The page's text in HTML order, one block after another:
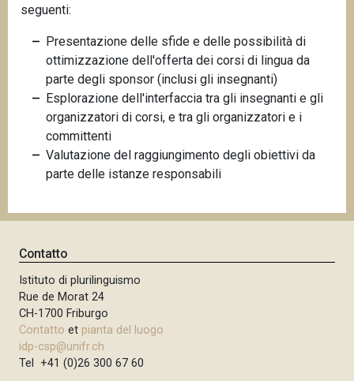
seguenti:
Presentazione delle sfide e delle possibilità di
ottimizzazione dell'offerta dei corsi di lingua da
parte degli sponsor (inclusi gli insegnanti)
Esplorazione dell'interfaccia tra gli insegnanti e gli
organizzatori di corsi, e tra gli organizzatori e i
committenti
Valutazione del raggiungimento degli obiettivi da
parte delle istanze responsabili
Contatto
Istituto di plurilinguismo
Rue de Morat 24
CH-1700 Friburgo
Contatto et pianta del luogo
idp-csp@unifr.ch
Tel +41 (0)26 300 67 60